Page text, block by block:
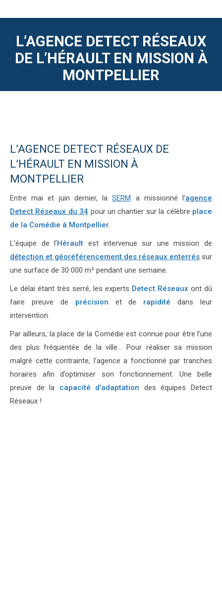
L’AGENCE DETECT RÉSEAUX
DE L’HÉRAULT EN MISSION À
MONTPELLIER
L’AGENCE DETECT RÉSEAUX DE
L’HÉRAULT EN MISSION À
MONTPELLIER
Entre mai et juin dernier, laSERM a missionné l’agence
Detect Réseaux du 34 pour un chantier sur la célèbre place
de la Comédie à Montpellier.
L’équipe de l’Hérault est intervenue sur une mission de
détection et géoréférencement des réseaux enterrés sur
une surface de 30 000 m² pendant une semaine.
Le délai étant très serré, les experts Detect Réseaux ont dû
faire preuve de précision et de rapidité dans leur
intervention.
Par ailleurs, la place de la Comédie est connue pour être l’une
des plus fréquentée de la ville… Pour réaliser sa mission
malgré cette contrainte, l’agence a fonctionné par tranches
horaires afin d’optimiser son fonctionnement. Une belle
preuve de la capacité d’adaptation des équipes Detect
Réseaux !